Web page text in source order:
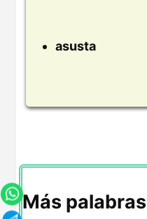
asusta
Más